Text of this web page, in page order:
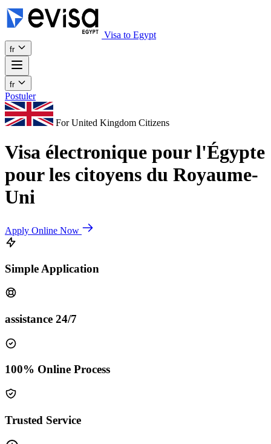
Visa to Egypt
fr
fr
Postuler
For United Kingdom Citizens
Visa électronique pour l'Égypte
pour les citoyens du Royaume-
Uni
Apply Online Now
Simple Application
assistance 24/7
100% Online Process
Trusted Service